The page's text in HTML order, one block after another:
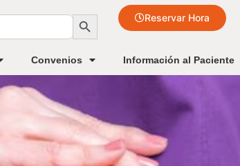
Botón de búsquedaReservar Hora
Convenios Información al Paciente